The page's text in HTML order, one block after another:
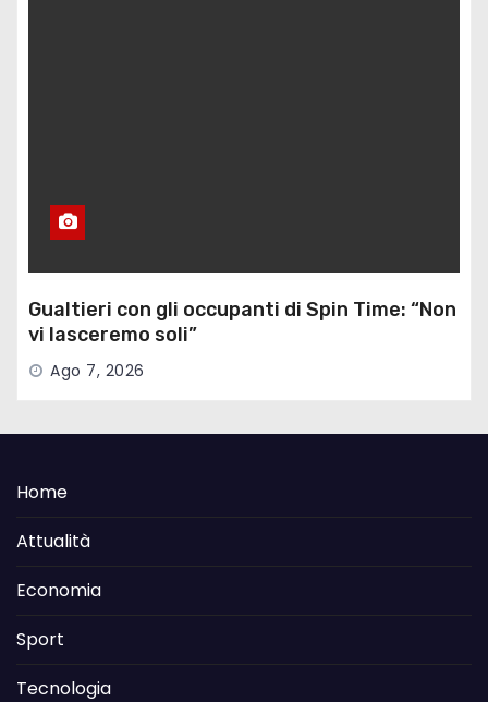
Gualtieri con gli occupanti di Spin Time: “Non
vi lasceremo soli”
Ago 7, 2026
Home
Attualità
Economia
Sport
Tecnologia